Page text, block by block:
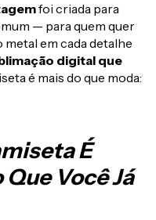
foi criada para
— para quem quer
em cada detalhe
digital que
é mais do que moda:
É
Você Já